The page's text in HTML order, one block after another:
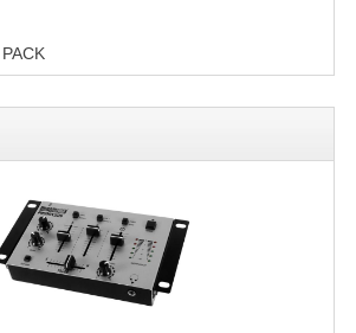
Murales (Ligne 100V 16 - 8 Ohm)
À Chambre De Compression
Mp3 Et CDs Sources
PA & Micro Pupitre
Projecteurs De Son
Securité Visite Guidée
Système D'audio Guide